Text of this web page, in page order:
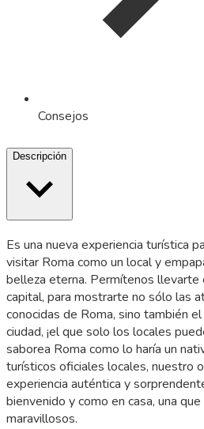
Consejos
Descripción
Es una nueva experiencia turística
visitar Roma como un local y
belleza eterna. Permítenos llevarte
capital, para mostrarte no sólo las
conocidas de Roma, sino también
ciudad, ¡el que solo los locales
saborea Roma como lo haría un
turísticos oficiales locales, nuestro
experiencia auténtica y
bienvenido y como en casa, una
maravillosos.